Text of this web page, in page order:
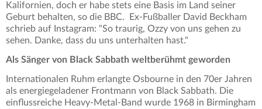
Kalifornien, doch er habe stets eine Basis im Land seiner
Geburt behalten, so die BBC. Ex-Fußballer David Beckham
schrieb auf Instagram: "So traurig, Ozzy von uns gehen zu
sehen. Danke, dass du uns unterhalten hast."
Als Sänger von Black Sabbath weltberühmt geworden
Internationalen Ruhm erlangte Osbourne in den 70er Jahren
als energiegeladener Frontmann von Black Sabbath. Die
einflussreiche Heavy-Metal-Band wurde 1968 in Birmingham